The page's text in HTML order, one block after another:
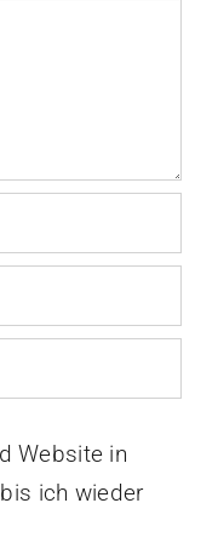
Website in
ich wieder